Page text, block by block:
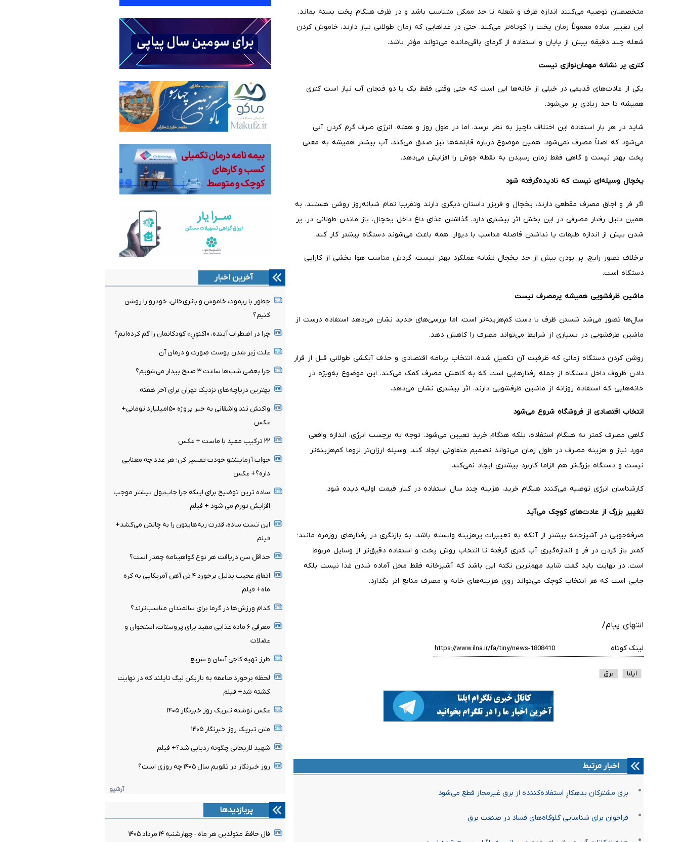
متخصصان توصیه می‌کنند اندازه ظرف و شعله تا حد ممکن متناسب باشد و در ظرف هنگام پخت بسته بماند.
این تغییر ساده معمولاً زمان پخت را کوتاه‌تر می‌کند. حتی در غذاهایی که زمان طولانی نیاز دارند، خاموش کردن
شعله چند دقیقه پیش از پایان و استفاده از گرمای باقی‌مانده می‌تواند مؤثر باشد.
کتری پر نشانه مهمان‌نوازی نیست
یکی از عادت‌های قدیمی در خیلی از خانه‌ها این است که حتی وقتی فقط یک یا دو فنجان آب نیاز است کتری
همیشه تا حد زیادی پر می‌شود.
شاید در هر بار استفاده این اختلاف ناچیز به نظر برسد، اما در طول روز و هفته، انرژی صرف گرم کردن آبی
می‌شود که اصلاً مصرف نمی‌شود. همین موضوع درباره قابلمه‌ها نیز صدق می‌کند، آب بیشتر همیشه به معنی
پخت بهتر نیست و گاهی فقط زمان رسیدن به نقطه جوش را افزایش می‌دهد.
یخچال وسیله‌ای نیست که نادیده‌گرفته شود
اگر فر و اجاق مصرف مقطعی دارند، یخچال و فریزر داستان دیگری دارند وتقریبا تمام شبانه‌روز روشن هستند، به
همین دلیل رفتار مصرفی در این بخش اثر بیشتری دارد. گذاشتن غذای داغ داخل یخچال، باز ماندن طولانی در، پر
شدن بیش از اندازه طبقات یا نداشتن فاصله مناسب با دیوار، همه باعث می‌شوند دستگاه بیشتر کار کند.
برخلاف تصور رایج، پر بودن بیش از حد یخچال نشانه عملکرد بهتر نیست، گردش مناسب هوا بخشی از کارایی
دستگاه است.
ماشین ظرفشویی همیشه پرمصرف نیست
سال‌ها تصور می‌شد شستن ظرف با دست کم‌هزینه‌تر است، اما بررسی‌های جدید نشان می‌دهد استفاده درست از
ماشین ظرفشویی در بسیاری از شرایط می‌تواند مصرف را کاهش دهد.
روشن کردن دستگاه زمانی که ظرفیت آن تکمیل شده، انتخاب برنامه اقتصادی و حذف آبکشی طولانی قبل از قرار
دادن ظروف داخل دستگاه از جمله رفتارهایی است که به کاهش مصرف کمک می‌کند. این موضوع به‌ویژه در
خانه‌هایی که استفاده روزانه از ماشین ظرفشویی دارند، اثر بیشتری نشان می‌دهد.
انتخاب اقتصادی از فروشگاه شروع می‌شود
گاهی مصرف کمتر نه هنگام استفاده، بلکه هنگام خرید تعیین می‌شود. توجه به برچسب انرژی، اندازه واقعی
مورد نیاز و هزینه مصرف در طول زمان می‌تواند تصمیم متفاوتی ایجاد کند. وسیله ارزان‌تر لزوما کم‌هزینه‌تر
نیست و دستگاه بزرگ‌تر هم الزاما کاربرد بیشتری ایجاد نمی‌کند.
کارشناسان انرژی توصیه می‌کنند هنگام خرید، هزینه چند سال استفاده در کنار قیمت اولیه دیده شود.
تغییر بزرگ از عادت‌های کوچک می‌آید
صرفه‌جویی در آشپزخانه بیشتر از آنکه به تغییرات پرهزینه وابسته باشد، به بازنگری در رفتارهای روزمره مانند؛
کمتر باز کردن در فر و اندازه‌گیری آب کتری گرفته تا انتخاب روش پخت و استفاده دقیق‌تر از وسایل مربوط
است. در نهایت باید گفت شاید مهم‌ترین نکته این باشد که آشپزخانه فقط محل آماده شدن غذا نیست بلکه
جایی است که هر انتخاب کوچک می‌تواند روی هزینه‌های خانه و مصرف منابع اثر بگذارد.
انتهای پیام/
لینک کوتاه
ایلنا برق
اخبار مرتبط
برق مشترکان بدهکارِ استفاده‌کننده از برق غیرمجاز قطع می‌شود
فراخوان برای شناسایی گلوگاه‌های فساد در صنعت برق
آخرین اخبار
چطور با ریموت خاموش و باتری‌خالی، خودرو را روشن
کنیم؟
چرا در اضطرابِ آینده، «اکنونِ» کودکانمان را گم کرده‌ایم؟
علت زبر شدن پوست صورت و درمان آن
چرا بعضی شب‌ها ساعت ۳ صبح بیدار می‌شویم؟
بهترین دریاچه‌های نزدیک تهران برای آخر هفته
واکنش تند واشقانی به خبر پروژه ۱۵۰میلیارد تومانی+
عکس
۲۲ ترکیب مفید با ماست + عکس
جواب آزمایشتو خودت تفسیر کن؛ هر عدد چه معنایی
داره؟+ عکس
ساده ترین توضیح برای اینکه چرا چاپ‌پول بیشتر موجب
افزایش تورم می شود + فیلم
این تست ساده، قدرت ریه‌هایتون را به چالش می‌کشد+
فیلم
حداقل سن دریافت هر نوع گواهینامه چقدر است؟
اتفاق عجیب بدلیل برخورد ۴ تن آهن آمریکایی به کره
ماه+ فیلم
کدام ورزش‌ها در گرما برای سالمندان مناسب‌ترند؟
معرفی ۶ ماده غذایی مفید برای پروستات، استخوان و
عضلات
طرز تهیه کاچی آسان و سریع
لحظه برخورد صاعقه به بازیکن لیگ تایلند که در نهایت
کشته شد+ فیلم
عکس نوشته تبریک روز خبرنگار ۱۴۰۵
متن تبریک روز خبرنگار ۱۴۰۵
شهید لاریجانی چگونه ردیابی شد؟+ فیلم
روز خبرنگار در تقویم سال ۱۴۰۵ چه روزی است؟
آرشیو
پربازدیدها
فال حافظ متولدین هر ماه - چهارشنبه ۱۴ مرداد ۱۴۰۵